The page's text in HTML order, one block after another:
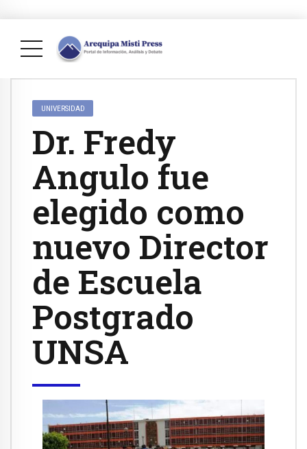
UNIVERSIDAD
Dr. Fredy
Angulo fue
elegido como
nuevo Director
de Escuela
Postgrado
UNSA